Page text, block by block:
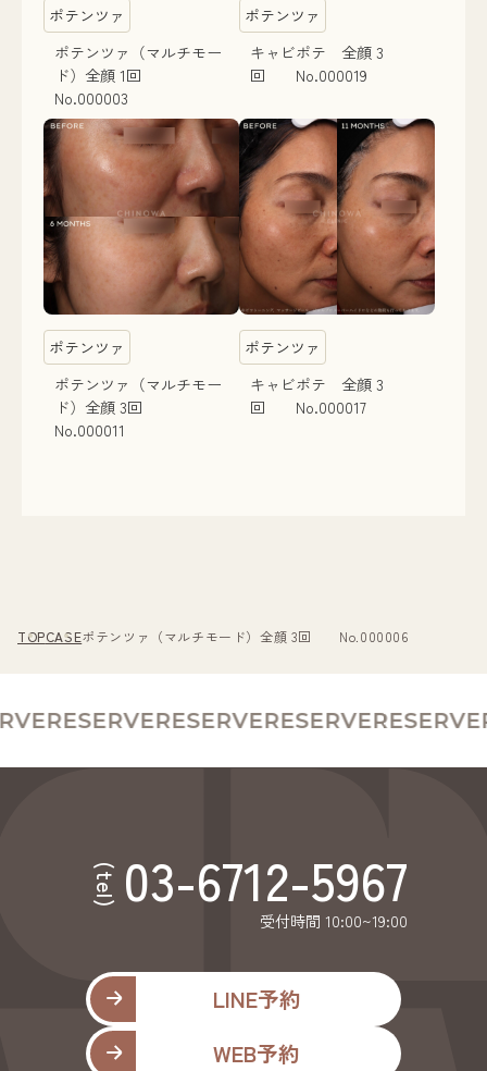
ポテンツァ
ポテンツァ（マルチモー
ド）全顔 1回
No.000003
ポテンツァ
キャビポテ 全顔 3
回 No.000019
ポテンツァ
ポテンツァ（マルチモー
ド）全顔 3回
No.000011
ポテンツァ
キャビポテ 全顔 3
回 No.000017
TOPCASEポテンツァ（マルチモード）全顔 3回 No.000006
RESERVERESERVERESERVERESERVE
(tel) 03-6712-5967
受付時間 10:00~19:00
LINE予約
WEB予約